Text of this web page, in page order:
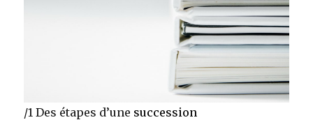
/1 Des étapes d’une succession